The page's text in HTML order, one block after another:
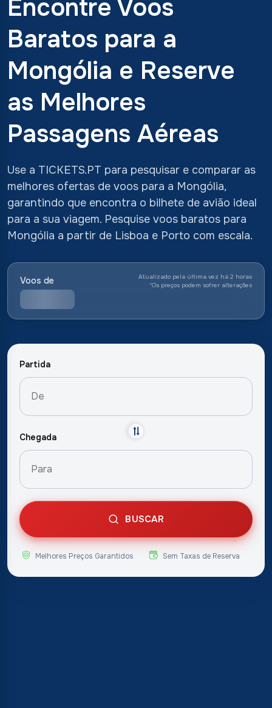
Encontre Voos
Baratos para a
Mongólia e Reserve
as Melhores
Passagens Aéreas
Use a TICKETS.PT para pesquisar e comparar as
melhores ofertas de voos para a Mongólia,
garantindo que encontra o bilhete de avião ideal
para a sua viagem. Pesquise voos baratos para
Mongólia a partir de Lisboa e Porto com escala.
Voos de
Atualizado pela última vez há 2 horas
*Os preços podem sofrer alterações
Partida
Chegada
BUSCAR
Melhores Preços Garantidos Sem Taxas de Reserva